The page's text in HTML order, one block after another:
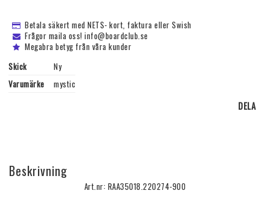
Betala säkert med NETS- kort, faktura eller Swish
Frågor maila oss! info@boardclub.se
Megabra betyg från våra kunder
Skick
Ny
Varumärke
mystic
DELA
Beskrivning
Art.nr: RAA35018.220274-900